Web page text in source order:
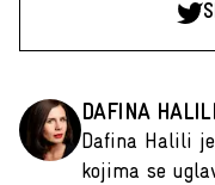
DAFINA HALILI
Dafina Halili
kojima se